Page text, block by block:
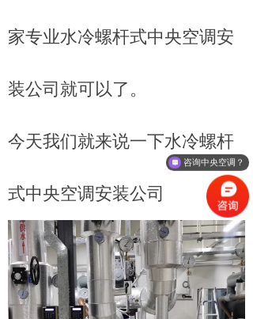
家专业水冷螺杆式中央空调安
装公司就可以了。
今天我们就来说一下水冷螺杆
式中央空调安装公司
咨询中央空调？